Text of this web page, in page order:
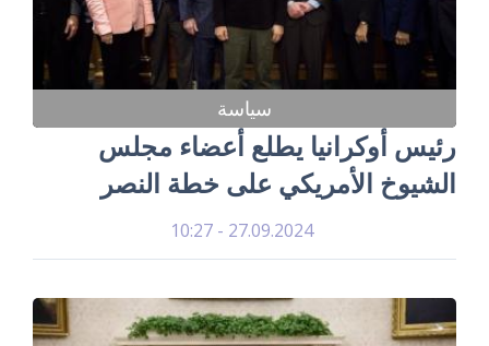
سياسة
رئيس أوكرانيا يطلع أعضاء مجلس
الشيوخ الأمريكي على خطة النصر
27.09.2024 - 10:27